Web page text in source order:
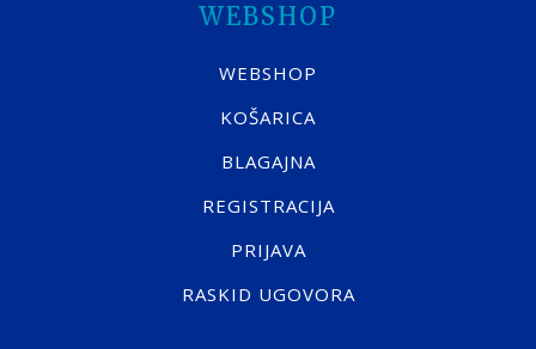
WEBSHOP
WEBSHOP
KOŠARICA
BLAGAJNA
REGISTRACIJA
PRIJAVA
RASKID UGOVORA